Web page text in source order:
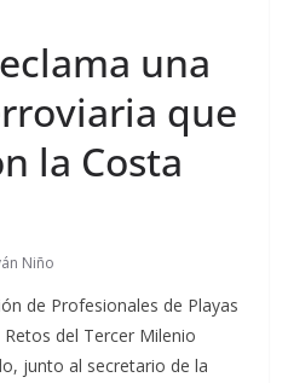
una
que
la Costa
Niño
de Profesionales de Playas
del Tercer Milenio
junto al secretario de la